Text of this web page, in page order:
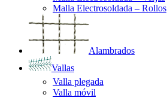
Malla Electrosoldada – Rollos
Alambrados
Vallas
Valla plegada
Valla móvil